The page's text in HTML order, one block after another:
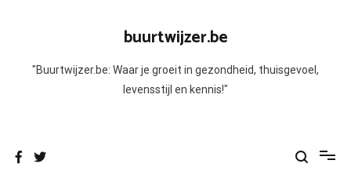
buurtwijzer.be
"Buurtwijzer.be: Waar je groeit in gezondheid, thuisgevoel,
levensstijl en kennis!"